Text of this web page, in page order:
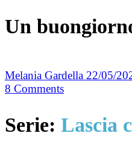
Un
Melania Gardella 22/05/
8 Comments
Serie: Lascia